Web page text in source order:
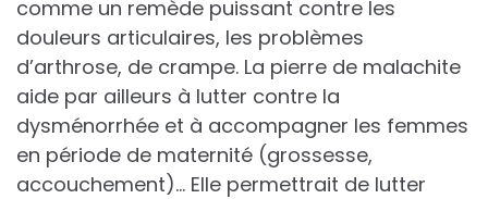
comme un remède puissant contre les
douleurs articulaires, les problèmes
d’arthrose, de crampe. La pierre de malachite
aide par ailleurs à lutter contre la
dysménorrhée et à accompagner les femmes
en période de maternité (grossesse,
accouchement)… Elle permettrait de lutter